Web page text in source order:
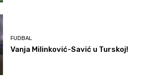
FUDBAL
Vanja Milinković-Savić u Turskoj!